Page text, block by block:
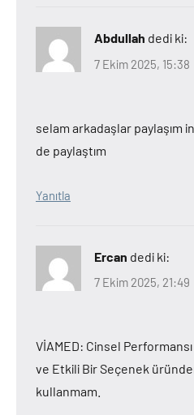
Abdullah dedi ki:
7 Ekim 2025, 15:38
selam arkadaşlar paylaşım
de paylaştım
Yanıtla
Ercan dedi ki:
7 Ekim 2025, 21:49
VİAMED: Cinsel
ve Etkili Bir Seçenek
kullanmam.